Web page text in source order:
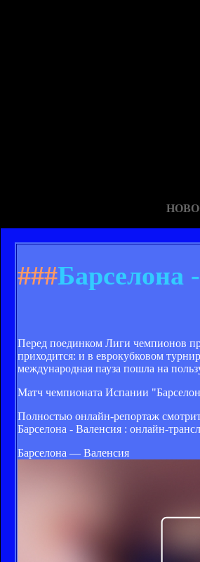
###Барселона
Перед поединком Лиги чемпионов
приходится: и в еврокубковом
международная пауза пошла на
Матч чемпионата Испании
Полностью онлайн-репортаж
Барселона - Валенсия : онлайн-
Барселона — Валенсия